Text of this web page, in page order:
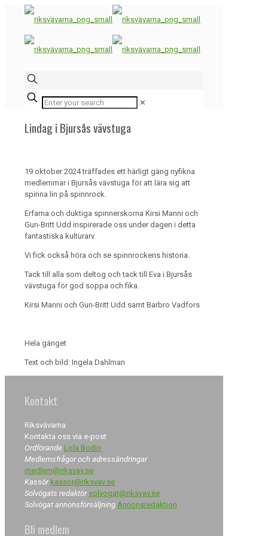
✕
Lindag i Bjursås vävstuga
19 oktober 2024 träffades ett härligt gäng nyfikna
medlemmar i Bjursås vävstuga för att lära sig att
spinna lin på spinnrock.
Erfarna och duktiga spinnerskorna Kirsi Manni och
Gun-Britt Udd inspirerade oss under dagen i detta
fantastiska kulturarv.
Vi fick också höra och se spinnrockens historia.
Tack till alla som deltog och tack till Eva i Bjursås
vävstuga för god soppa och fika.
Kirsi Manni och Gun-Britt Udd samt Barbro Vadfors
Hela gänget
Text och bild: Ingela Dahlman
Kontakt
Riksvävarna
Kontakta oss via e-post
Ordförande Lola Bodin
Medlemsfrågor och adressändringar
medlem@riksvav.se
Kassör kassor@riksvav.se
Solvögats redaktör solvogat@riksvav.se
Solvögat annonsförsäljning Annonsredaktion
Bli medlem